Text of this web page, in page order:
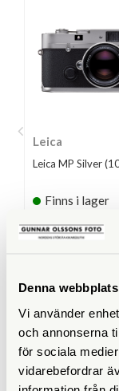
Denna
Vi använder
och annonserna
för sociala
vidarebefordrar
Leica
Leica MP Silver
Finns i lager
70.990 SEK
Sökare